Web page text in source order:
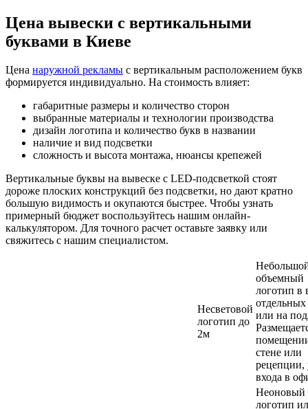
Цена вывески с вертикальными
буквами в Киеве
Цена наружной рекламы с вертикальным расположением букв
формируется индивидуально. На стоимость влияет:
габаритные размеры и количество сторон
выбранные материалы и технологии производства
дизайн логотипа и количество букв в названии
наличие и вид подсветки
сложность и высота монтажа, нюансы крепежей
Вертикальные буквы на вывеске с LED-подсветкой стоят
дороже плоских конструкций без подсветки, но дают кратно
большую видимость и окупаются быстрее. Чтобы узнать
примерный бюджет воспользуйтесь нашим онлайн-
калькулятором. Для точного расчет оставьте заявку или
свяжитесь с нашим специалистом.
Несветовой
логотип до
2м
объемный
логотип в
отдельных
или на
стене или
рецепции,
входа в
Неоновый
логотип